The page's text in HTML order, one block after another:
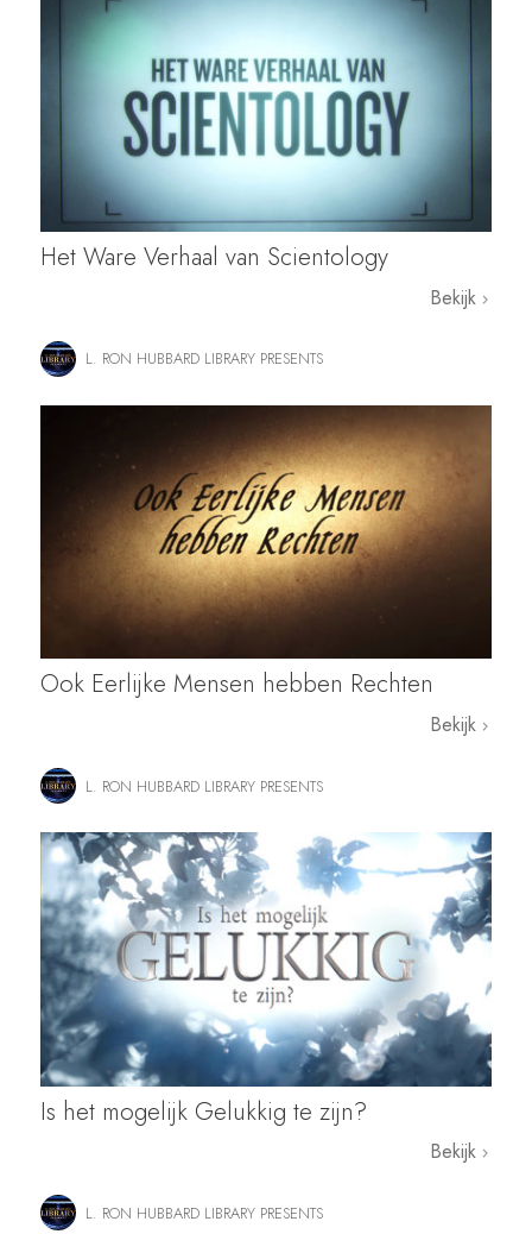
Het Ware Verhaal van Scientology
Bekijk
L. RON HUBBARD LIBRARY PRESENTS
Ook Eerlijke Mensen hebben Rechten
Bekijk
L. RON HUBBARD LIBRARY PRESENTS
Is het mogelijk Gelukkig te zijn?
Bekijk
L. RON HUBBARD LIBRARY PRESENTS